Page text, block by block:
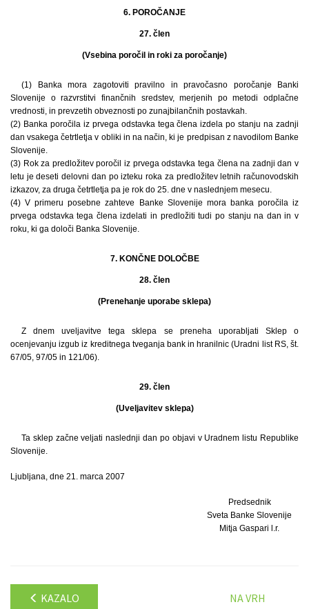
6. POROČANJE
27. člen
(Vsebina poročil in roki za poročanje)
(1) Banka mora zagotoviti pravilno in pravočasno poročanje Banki
Slovenije o razvrstitvi finančnih sredstev, merjenih po metodi odplačne
vrednosti, in prevzetih obveznosti po zunajbilančnih postavkah.
(2) Banka poročila iz prvega odstavka tega člena izdela po stanju na zadnji
dan vsakega četrtletja v obliki in na način, ki je predpisan z navodilom Banke
Slovenije.
(3) Rok za predložitev poročil iz prvega odstavka tega člena na zadnji dan v
letu je deseti delovni dan po izteku roka za predložitev letnih računovodskih
izkazov, za druga četrtletja pa je rok do 25. dne v naslednjem mesecu.
(4) V primeru posebne zahteve Banke Slovenije mora banka poročila iz
prvega odstavka tega člena izdelati in predložiti tudi po stanju na dan in v
roku, ki ga določi Banka Slovenije.
7. KONČNE DOLOČBE
28. člen
(Prenehanje uporabe sklepa)
Z dnem uveljavitve tega sklepa se preneha uporabljati Sklep o
ocenjevanju izgub iz kreditnega tveganja bank in hranilnic (Uradni list RS, št.
67/05, 97/05 in 121/06).
29. člen
(Uveljavitev sklepa)
Ta sklep začne veljati naslednji dan po objavi v Uradnem listu Republike
Slovenije.
Ljubljana, dne 21. marca 2007
Predsednik
Sveta Banke Slovenije
Mitja Gaspari l.r.
KAZALO NA VRH